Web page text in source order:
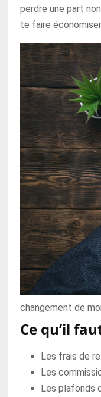
perdre une part
te faire
changement de
Ce qu’il
Les frais de
Les
Les plafonds